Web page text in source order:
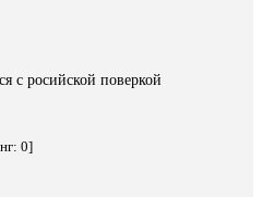
с росийской поверкой
0]